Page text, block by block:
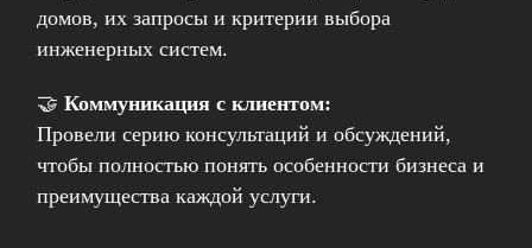
домов, их запросы и критерии выбора
инженерных систем.
🤝 Коммуникация с клиентом:
Провели серию консультаций и обсуждений,
чтобы полностью понять особенности бизнеса и
преимущества каждой услуги.